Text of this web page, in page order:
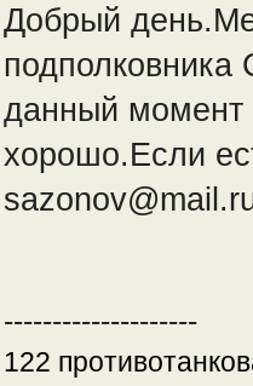
Добрый
подполковника
данный момент
хорошо.Если
--------------------
122